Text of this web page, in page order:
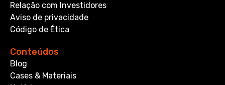
Relação com Investidores
Aviso de privacidade
Código de Ética
Conteúdos
Blog
Cases & Materiais